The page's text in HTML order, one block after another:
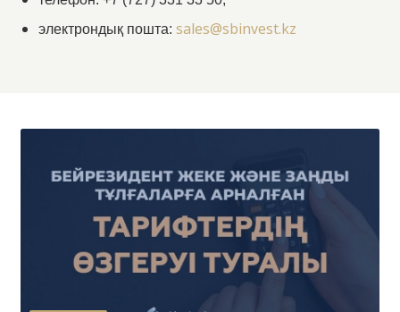
электрондық пошта:sales@sbinvest.kz